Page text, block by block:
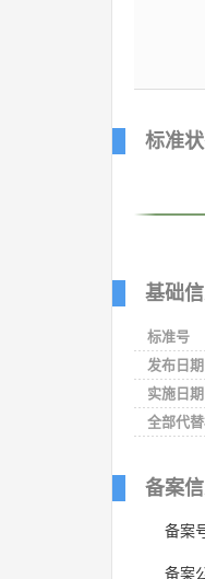
标准
基础
标准号
发布日期
实施日期
全部代
备案
备案
备案